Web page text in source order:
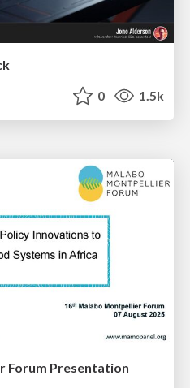
0 1.5k
Forum Presentation